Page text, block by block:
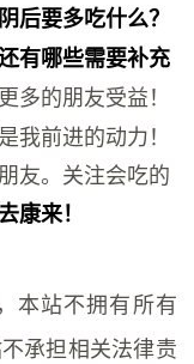
后要多吃什么？
有哪些需要补充
多的朋友受益！
我前进的动力！
友。关注会吃的
康来！
本站不拥有所有
承担相关法律责